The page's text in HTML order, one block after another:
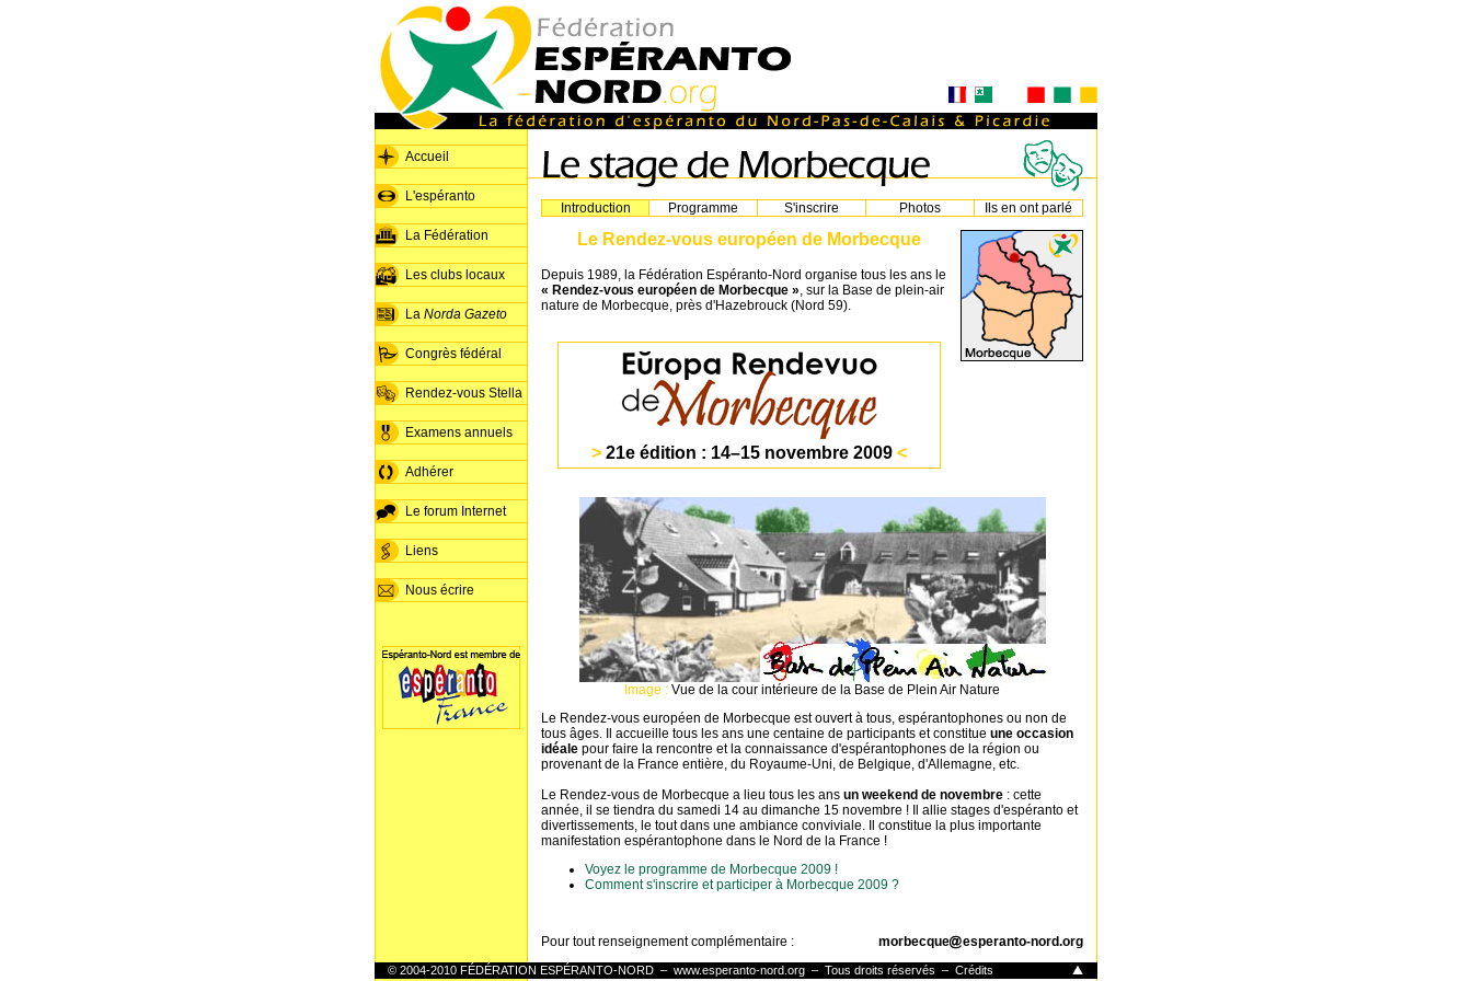
Accueil
L'espéranto
La Fédération
Les clubs locaux
La Norda Gazeto
Congrès fédéral
Rendez-vous Stella
Examens annuels
Adhérer
Le forum Internet
Liens
Nous écrire
Introduction Programme S'inscrire Photos Ils en ont parlé
Le Rendez-vous européen de Morbecque
Depuis 1989, la Fédération Espéranto-Nord organise tous les ans le
« Rendez-vous européen de Morbecque », sur la Base de plein-air
nature de Morbecque, près d'Hazebrouck (Nord 59).
> 21e édition : 14–15 novembre 2009 <
Image : Vue de la cour intérieure de la Base de Plein Air Nature
Le Rendez-vous européen de Morbecque est ouvert à tous, espérantophones ou non de
tous âges. Il accueille tous les ans une centaine de participants et constitue une occasion
idéale pour faire la rencontre et la connaissance d'espérantophones de la région ou
provenant de la France entière, du Royaume-Uni, de Belgique, d'Allemagne, etc.
Le Rendez-vous de Morbecque a lieu tous les ans un weekend de novembre : cette
année, il se tiendra du samedi 14 au dimanche 15 novembre ! Il allie stages d'espéranto et
divertissements, le tout dans une ambiance conviviale. Il constitue la plus importante
manifestation espérantophone dans le Nord de la France !
Voyez le programme de Morbecque 2009 !
Comment s'inscrire et participer à Morbecque 2009 ?
Pour tout renseignement complémentaire : morbecque esperanto-nord.org
© 2004-2010 FÉDÉRATION ESPÉRANTO-NORD – www.esperanto-nord.org – Tous droits réservés – Crédits